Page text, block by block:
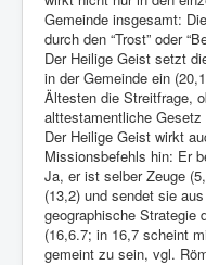
Gemeinde insgesamt:
durch den “Trost” oder
Der Heilige Geist setzt
in der Gemeinde ein
Ältesten die Streitfrage,
alttestamentliche
Der Heilige Geist wirkt
Missionsbefehls hin: Er
Ja, er ist selber Zeuge
(13,2) und sendet sie
geographische Strategie
(16,6.7; in 16,7 scheint
gemeint zu sein, vgl.